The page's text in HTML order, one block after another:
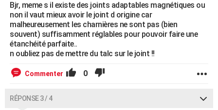
Bjr, meme s il existe des joints adaptables magnétiques ou
non il vaut mieux avoir le joint d origine car
malheureusement les charnières ne sont pas (bien
souvent) suffisamment réglables pour pouvoir faire une
étanchéité parfaite..
n oubliez pas de mettre du talc sur le joint !!
Commenter 0
RÉPONSE 3 / 4